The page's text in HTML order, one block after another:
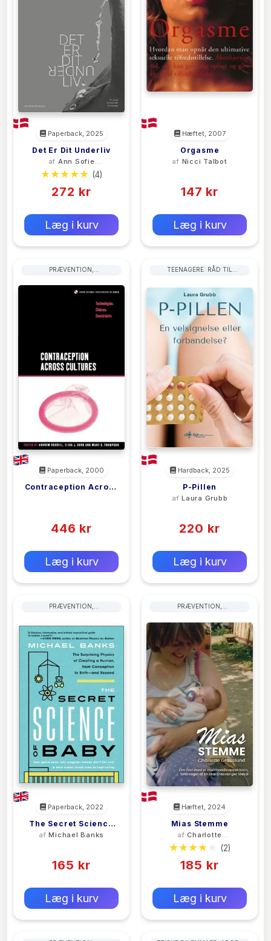
Paperback, 2025
Det Er Dit Underliv
af Ann Sofie
Deleuran (4)
272 kr
Læg i kurv
Hæftet, 2007
Orgasme
af Nicci Talbot
147 kr
Læg i kurv
PRÆVENTION,
FAMILIEPLANLÆGNING
Paperback, 2000
Contraception Across
446 kr
Læg i kurv
TEENAGERE: RÅD TIL
Hardback, 2025
P-Pillen
af Laura Grubb
220 kr
Læg i kurv
PRÆVENTION,
FAMILIEPLANLÆGNING
Paperback, 2022
The Secret Science
Of Baby
afMichael Banks
165 kr
Læg i kurv
PRÆVENTION,
FAMILIEPLANLÆGNING
Hæftet, 2024
Mias Stemme
afCharlotte
Grauslund
(2)
185 kr
Læg i kurv